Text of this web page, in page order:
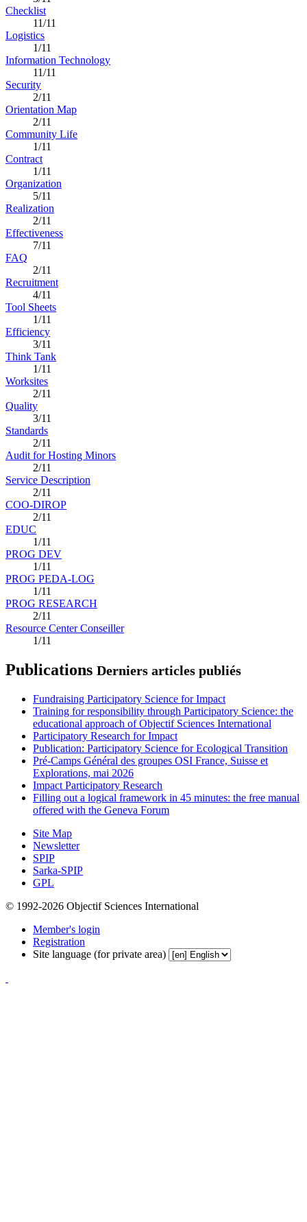
Checklist
11/11
Logistics
1/11
Information Technology
11/11
Security
2/11
Orientation Map
2/11
Community Life
1/11
Contract
1/11
Organization
5/11
Realization
2/11
Effectiveness
7/11
FAQ
2/11
Recruitment
4/11
Tool Sheets
1/11
Efficiency
3/11
Think Tank
1/11
Worksites
2/11
Quality
3/11
Standards
2/11
Audit for Hosting Minors
2/11
Service Description
2/11
COO-DIROP
2/11
EDUC
1/11
PROG DEV
1/11
PROG PEDA-LOG
1/11
PROG RESEARCH
2/11
Resource Center Conseiller
1/11
Publications Derniers articles publiés
Fundraising Participatory Science for Impact
Training for responsibility through Participatory Science: the
educational approach of Objectif Sciences International
Participatory Research for Impact
Publication: Participatory Science for Ecological Transition
Pré-Camps Général des groupes OSI France, Suisse et
Explorations, mai 2026
Impact Participatory Research
Filling out a logical framework in 45 minutes: the free manual
offered with the Geneva Forum
Site Map
Newsletter
SPIP
Sarka-SPIP
GPL
© 1992-2026 Objectif Sciences International
Member's login
Registration
Site language (for private area)